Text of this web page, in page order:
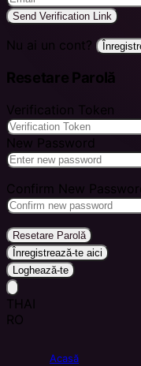
Send Verification Link
Nu ai un cont?
Resetare Parolă
Verification Token
New Password
Confirm New
Resetare Parolă
Înregistrează-te aici
Loghează-te
THAI
RO
Acasă